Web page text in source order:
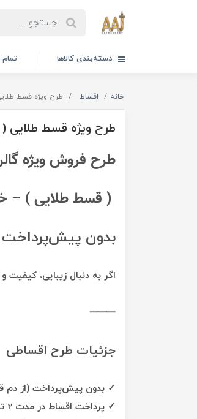
دسته‌بندی کالاها
خانه اقساط طرح ویژه قسط
طرح ویژه قسط
طرح فروش ویژه
( قسط طلایی ) –
بدون
اگر به دنبال زیبایی،
⸻
جزئیات طرح اقساطی
✓ بدون پیش‌پرداخت (از دم
✓ پرداخت اقساط در مدت 2 تا 10 ماه